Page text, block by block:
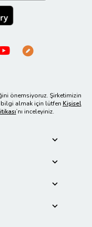
önemsiyoruz. Şirketimizin
bilgi almak için lütfen Kişisel
’nı inceleyiniz.